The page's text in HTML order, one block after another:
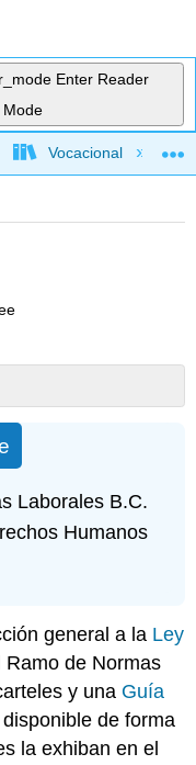
Enter Reader
Mode
global
Vocacional
Laborales B.C.
Humanos
general a la Ley
Ramo de Normas
y una Guía
disponible de forma
la exhiban en el